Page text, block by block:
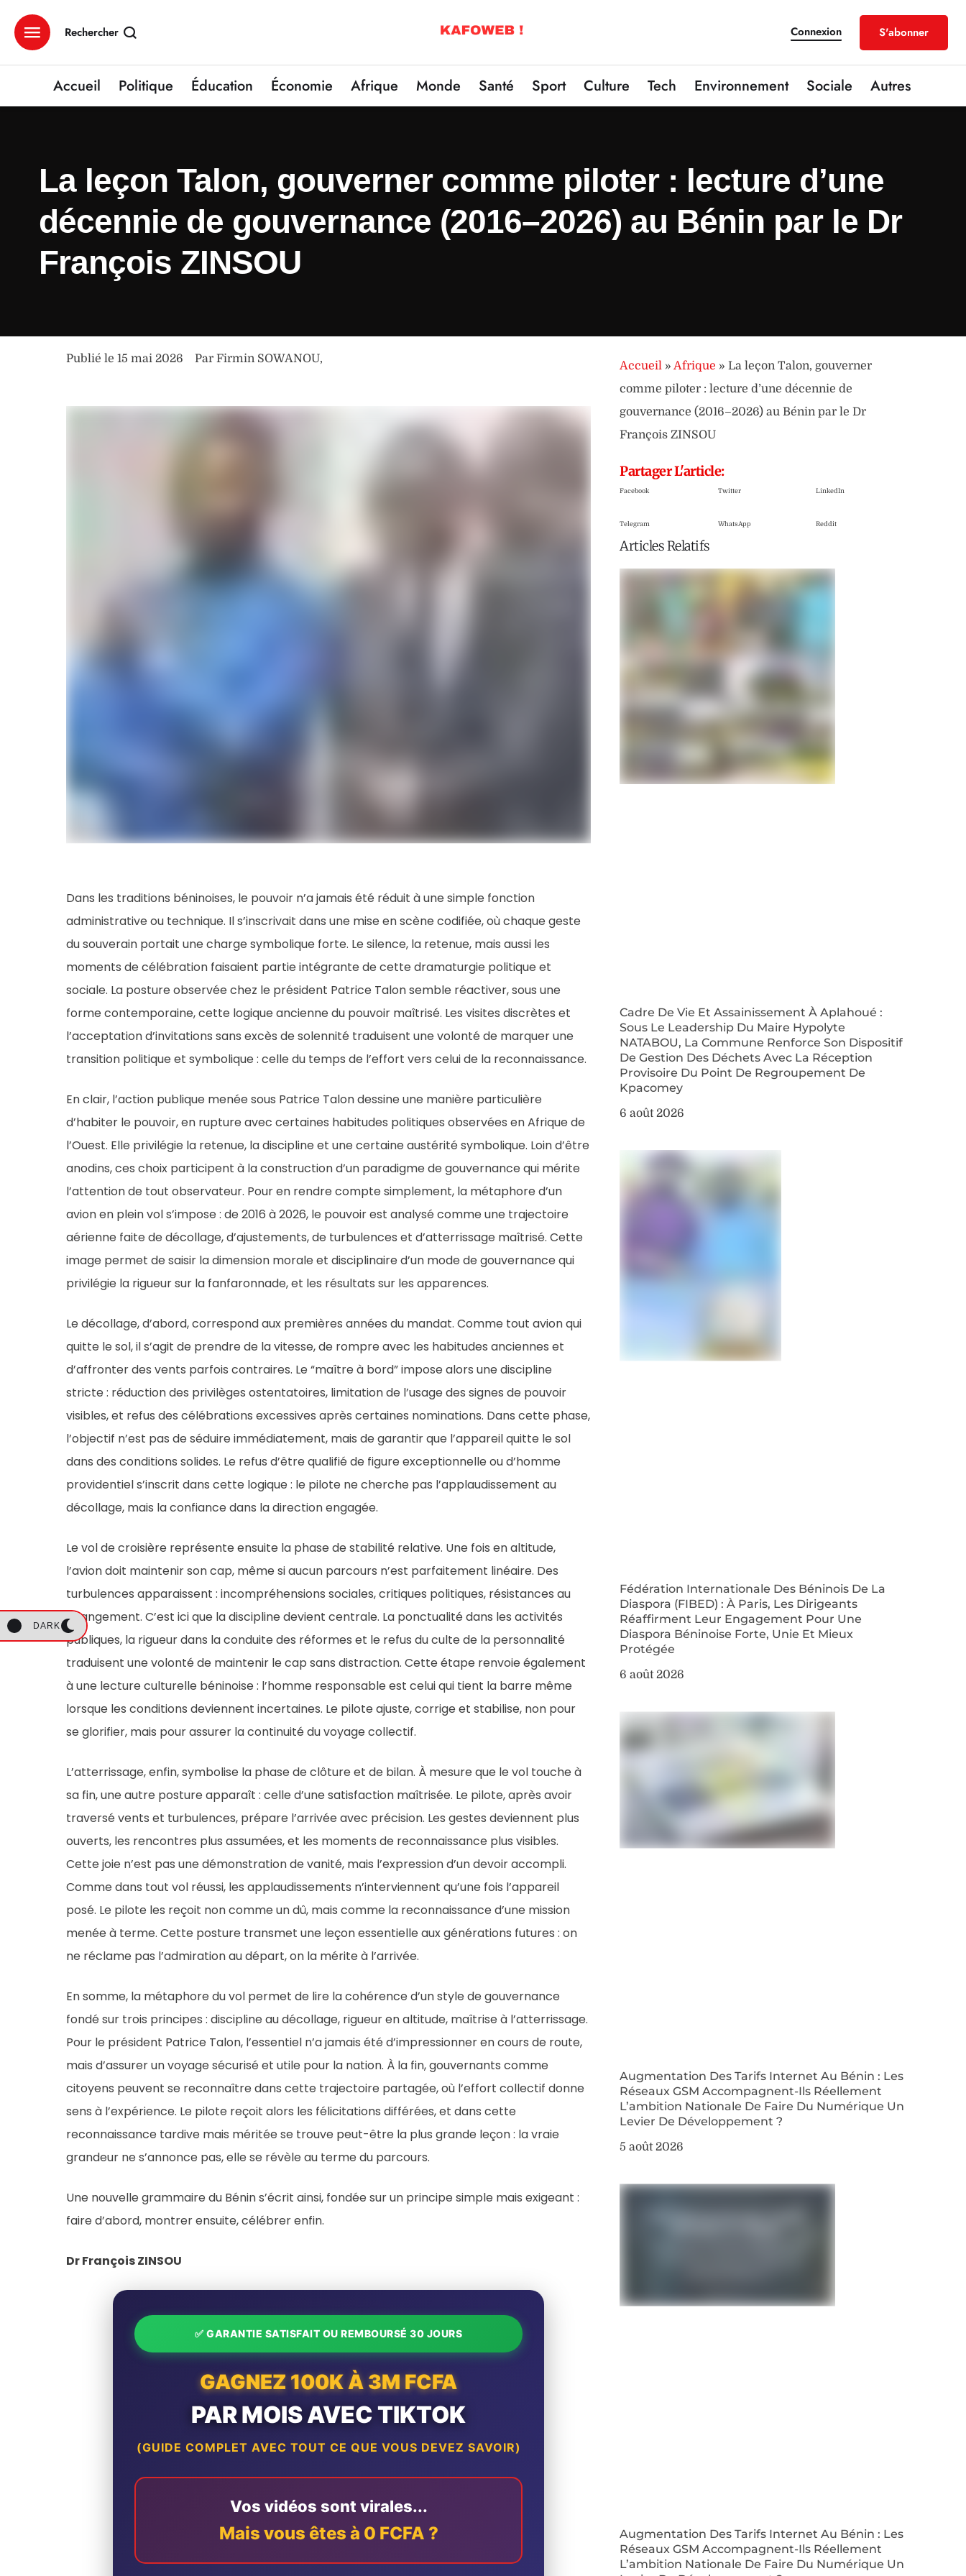
Rechercher Connexion S'abonner
Accueil Politique Éducation Économie Afrique Monde Santé Sport Culture Tech Environnement Sociale Autres
DARK
La leçon Talon, gouverner comme piloter : lecture d’une
décennie de gouvernance (2016–2026) au Bénin par le Dr
François ZINSOU
Publié le 15 mai 2026 Par Firmin SOWANOU,
Dans les traditions béninoises, le pouvoir n’a jamais été réduit à une simple fonction
administrative ou technique. Il s’inscrivait dans une mise en scène codifiée, où chaque geste
du souverain portait une charge symbolique forte. Le silence, la retenue, mais aussi les
moments de célébration faisaient partie intégrante de cette dramaturgie politique et
sociale. La posture observée chez le président Patrice Talon semble réactiver, sous une
forme contemporaine, cette logique ancienne du pouvoir maîtrisé. Les visites discrètes et
l’acceptation d’invitations sans excès de solennité traduisent une volonté de marquer une
transition politique et symbolique : celle du temps de l’effort vers celui de la reconnaissance.
En clair, l’action publique menée sous Patrice Talon dessine une manière particulière
d’habiter le pouvoir, en rupture avec certaines habitudes politiques observées en Afrique de
l’Ouest. Elle privilégie la retenue, la discipline et une certaine austérité symbolique. Loin d’être
anodins, ces choix participent à la construction d’un paradigme de gouvernance qui mérite
l’attention de tout observateur. Pour en rendre compte simplement, la métaphore d’un
avion en plein vol s’impose : de 2016 à 2026, le pouvoir est analysé comme une trajectoire
aérienne faite de décollage, d’ajustements, de turbulences et d’atterrissage maîtrisé. Cette
image permet de saisir la dimension morale et disciplinaire d’un mode de gouvernance qui
privilégie la rigueur sur la fanfaronnade, et les résultats sur les apparences.
Le décollage, d’abord, correspond aux premières années du mandat. Comme tout avion qui
quitte le sol, il s’agit de prendre de la vitesse, de rompre avec les habitudes anciennes et
d’affronter des vents parfois contraires. Le “maître à bord” impose alors une discipline
stricte : réduction des privilèges ostentatoires, limitation de l’usage des signes de pouvoir
visibles, et refus des célébrations excessives après certaines nominations. Dans cette phase,
l’objectif n’est pas de séduire immédiatement, mais de garantir que l’appareil quitte le sol
dans des conditions solides. Le refus d’être qualifié de figure exceptionnelle ou d’homme
providentiel s’inscrit dans cette logique : le pilote ne cherche pas l’applaudissement au
décollage, mais la confiance dans la direction engagée.
Le vol de croisière représente ensuite la phase de stabilité relative. Une fois en altitude,
l’avion doit maintenir son cap, même si aucun parcours n’est parfaitement linéaire. Des
turbulences apparaissent : incompréhensions sociales, critiques politiques, résistances au
changement. C’est ici que la discipline devient centrale. La ponctualité dans les activités
publiques, la rigueur dans la conduite des réformes et le refus du culte de la personnalité
traduisent une volonté de maintenir le cap sans distraction. Cette étape renvoie également
à une lecture culturelle béninoise : l’homme responsable est celui qui tient la barre même
lorsque les conditions deviennent incertaines. Le pilote ajuste, corrige et stabilise, non pour
se glorifier, mais pour assurer la continuité du voyage collectif.
L’atterrissage, enfin, symbolise la phase de clôture et de bilan. À mesure que le vol touche à
sa fin, une autre posture apparaît : celle d’une satisfaction maîtrisée. Le pilote, après avoir
traversé vents et turbulences, prépare l’arrivée avec précision. Les gestes deviennent plus
ouverts, les rencontres plus assumées, et les moments de reconnaissance plus visibles.
Cette joie n’est pas une démonstration de vanité, mais l’expression d’un devoir accompli.
Comme dans tout vol réussi, les applaudissements n’interviennent qu’une fois l’appareil
posé. Le pilote les reçoit non comme un dû, mais comme la reconnaissance d’une mission
menée à terme. Cette posture transmet une leçon essentielle aux générations futures : on
ne réclame pas l’admiration au départ, on la mérite à l’arrivée.
En somme, la métaphore du vol permet de lire la cohérence d’un style de gouvernance
fondé sur trois principes : discipline au décollage, rigueur en altitude, maîtrise à l’atterrissage.
Pour le président Patrice Talon, l’essentiel n’a jamais été d’impressionner en cours de route,
mais d’assurer un voyage sécurisé et utile pour la nation. À la fin, gouvernants comme
citoyens peuvent se reconnaître dans cette trajectoire partagée, où l’effort collectif donne
sens à l’expérience. Le pilote reçoit alors les félicitations différées, et dans cette
reconnaissance tardive mais méritée se trouve peut-être la plus grande leçon : la vraie
grandeur ne s’annonce pas, elle se révèle au terme du parcours.
Une nouvelle grammaire du Bénin s’écrit ainsi, fondée sur un principe simple mais exigeant :
faire d’abord, montrer ensuite, célébrer enfin.
Dr François ZINSOU
✅ GARANTIE SATISFAIT OU REMBOURSÉ 30 JOURS
GAGNEZ 100K À 3M FCFA
PAR MOIS AVEC TIKTOK
(GUIDE COMPLET AVEC TOUT CE QUE VOUS DEVEZ SAVOIR)
Vos vidéos sont virales...
Mais vous êtes à 0 FCFA ?
Accueil » Afrique » La leçon Talon, gouverner
comme piloter : lecture d’une décennie de
gouvernance (2016–2026) au Bénin par le Dr
François ZINSOU
Partager L'article:
Facebook Twitter LinkedIn
Telegram WhatsApp Reddit
Articles Relatifs
Cadre De Vie Et Assainissement À Aplahoué :
Sous Le Leadership Du Maire Hypolyte
NATABOU, La Commune Renforce Son Dispositif
De Gestion Des Déchets Avec La Réception
Provisoire Du Point De Regroupement De
Kpacomey
6 août 2026
Fédération Internationale Des Béninois De La
Diaspora (FIBED) : À Paris, Les Dirigeants
Réaffirment Leur Engagement Pour Une
Diaspora Béninoise Forte, Unie Et Mieux
Protégée
6 août 2026
Augmentation Des Tarifs Internet Au Bénin : Les
Réseaux GSM Accompagnent-Ils Réellement
L’ambition Nationale De Faire Du Numérique Un
Levier De Développement ?
5 août 2026
Augmentation Des Tarifs Internet Au Bénin : Les
Réseaux GSM Accompagnent-Ils Réellement
L’ambition Nationale De Faire Du Numérique Un